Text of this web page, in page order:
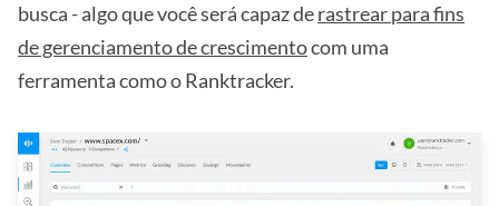
busca - algo que você será capaz derastrear para fins
de gerenciamento de crescimentocom uma
ferramenta como o Ranktracker.